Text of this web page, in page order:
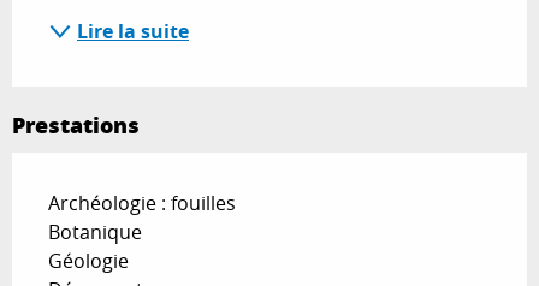
Lire la suite
Prestations
Archéologie : fouilles
Botanique
Géologie